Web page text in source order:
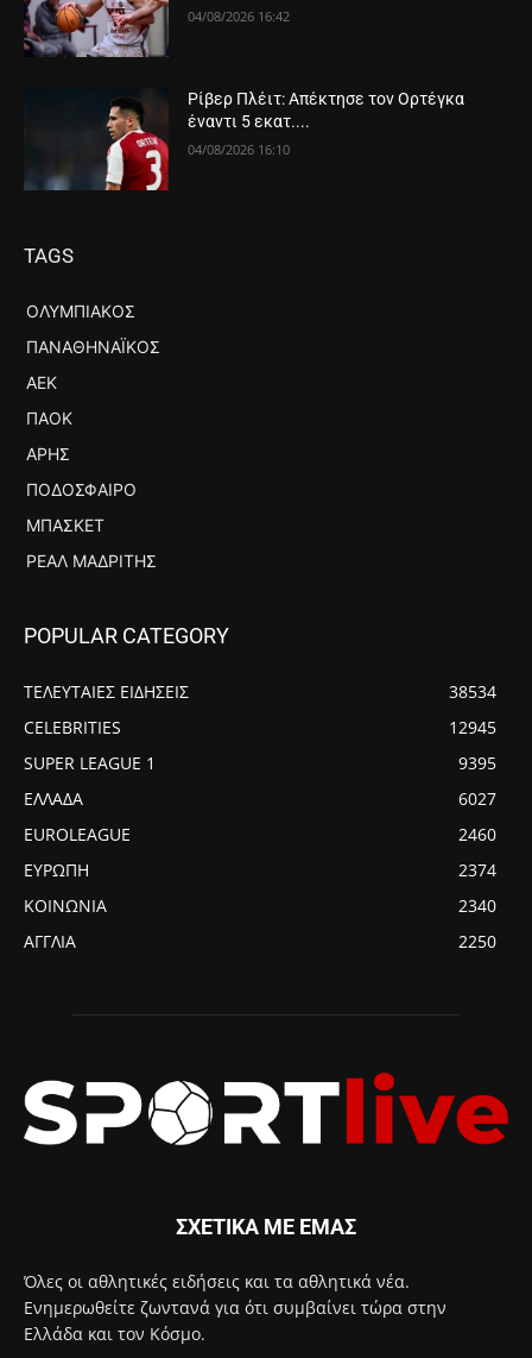
04/08/2026 16:42
Ρίβερ Πλέιτ: Απέκτησε τον Ορτέγκα
έναντι 5 εκατ....
04/08/2026 16:10
TAGS
ΟΛΥΜΠΙΑΚΌΣ
ΠΑΝΑΘΗΝΑΪΚΌΣ
ΑΕΚ
ΠΑΟΚ
ΆΡΗΣ
ΠΟΔΌΣΦΑΙΡΟ
ΜΠΆΣΚΕΤ
ΡΕΆΛ ΜΑΔΡΊΤΗΣ
POPULAR CATEGORY
ΤΕΛΕΥΤΑΙΕΣ ΕΙΔΗΣΕΙΣ
38534
CELEBRITIES
12945
SUPER LEAGUE 1
9395
ΕΛΛΑΔΑ
6027
EUROLEAGUE
2460
ΕΥΡΩΠΗ
2374
ΚΟΙΝΩΝΙΑ
2340
ΑΓΓΛΙΑ
2250
ΣΧΕΤΙΚΑ ΜΕ ΕΜΑΣ
Όλες οι αθλητικές ειδήσεις και τα αθλητικά νέα.
Ενημερωθείτε ζωντανά για ότι συμβαίνει τώρα στην
Ελλάδα και τον Κόσμο.